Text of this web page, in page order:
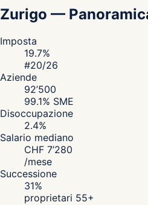
Zurigo —
Imposta
19.7%
#20/26
Aziende
92’500
99.1% SME
Disoccupazione
2.4%
Salario mediano
CHF 7’280
/mese
Successione
31%
proprietari 55+